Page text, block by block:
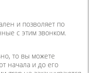
и позволяет по
с этим звонком.
то вы можете
начала и до его